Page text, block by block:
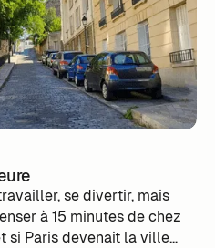
se divertir, mais
à 15 minutes de chez
si Paris devenait la ville